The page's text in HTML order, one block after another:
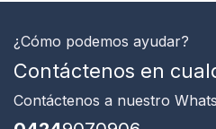
¿Cómo podemos ayudar?
Contáctenos en
Contáctenos a nuestro